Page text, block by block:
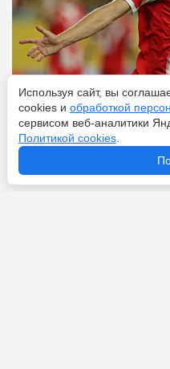
Перейти
Используя сайт, вы
cookies и обработкой
сервисом веб-аналитики
Политикой cookies